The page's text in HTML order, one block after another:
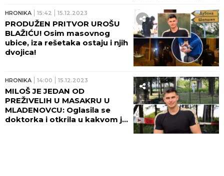
dobro...
HRONIKA 15:42 15.12.2023
PRODUŽEN PRITVOR UROŠU
BLAŽIĆU! Osim masovnog
ubice, iza rešetaka ostaju i njih
dvojica!
HRONIKA 14:00 15.12.2023
MILOŠ JE JEDAN OD
PREŽIVELIH U MASAKRU U
MLADENOVCU: Oglasila se
doktorka i otkrila u kakvom je